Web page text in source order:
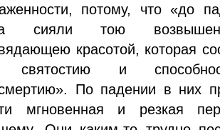
потому, что «до
сияли тою
красотой, которая
святостию и
По падении в них
мгновенная и резкая